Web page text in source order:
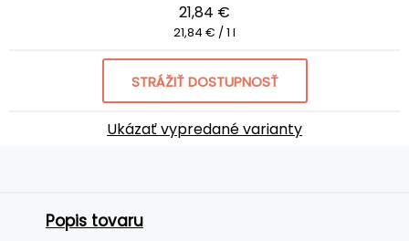
21,84 €
21,84 € / 1 l
STRÁŽIŤ DOSTUPNOSŤ
Ukázať vypredané varianty
Popis tovaru